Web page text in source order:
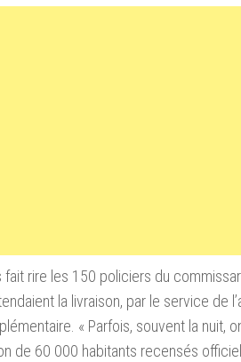
fait rire les 150 policiers du
la livraison, par le service de
« Parfois, souvent la nuit,
de 60 000 habitants recensés